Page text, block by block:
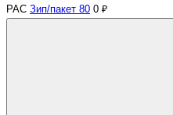
PAC Зип/пакет 80 0 ₽